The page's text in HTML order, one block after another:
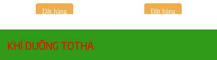
Đặt hàng Đặt hàng
KHÍ DƯỠNG TOTHA